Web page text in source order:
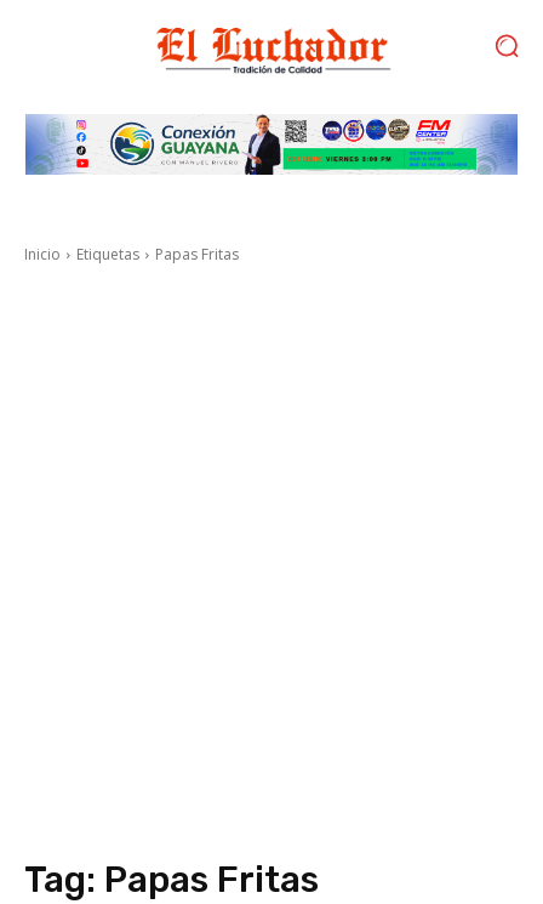
Inicio Etiquetas Papas Fritas
Tag: Papas Fritas